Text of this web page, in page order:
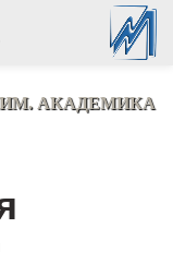
ИМ. АКАДЕМИКА